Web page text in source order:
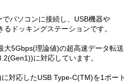
パソコンに接続し、USB機器や
ドッキングステーションです。
大5Gbps(理論値)の超高速データ転送
に対応しています。
対応したUSB Type-C(TM)を1ポート